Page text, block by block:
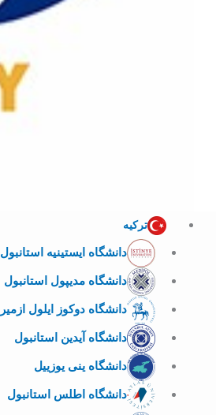
ترکیه
دانشگاه ایستینیه استانبول
دانشگاه مدیپول استانبول
دانشگاه دوکوز ایلول ازمیر
دانشگاه آیدین استانبول
دانشگاه ینی یوزییل
دانشگاه اطلس استانبول